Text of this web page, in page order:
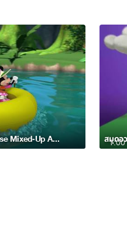
When I Grow Up 2020 | Mickey Mouse Mixed-Up Adventures 1:00